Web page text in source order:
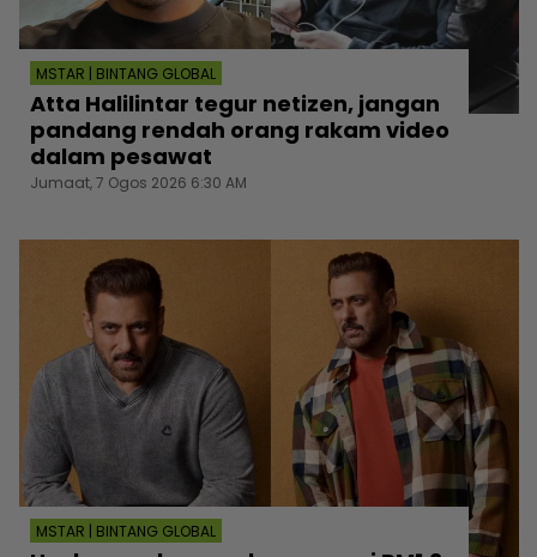
MSTAR | BINTANG GLOBAL
Atta Halilintar tegur netizen, jangan
pandang rendah orang rakam video
dalam pesawat
Jumaat, 7 Ogos 2026 6:30 AM
MSTAR | BINTANG GLOBAL